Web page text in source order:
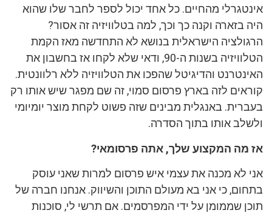
אינטגרלי מהחיים. כל אחד יכול לספר לחבר שלו שהוא
היה בזארה וקנה כך וכך, למה בטלוויזיה זה אסור?
הרגולציה הישראלית בנושא לא התחדשה מאז הקמת
הטלוויזיה בשנות ה-90, ודאי שלא לקחו אז בחשבון את
האינטרנט והדיגיטל שהפכו את הטלוויזיה ללא רלוונטית.
קוראים לזה בארץ פרסום סמוי, זה שם מפגר שיש אותו רק
בעברית. באנגלית מבינים שזה פשוט לקחת מוצר יומיומי
ולשלב אותו בתוך הסדרה.
אז מה המקצוע שלך, אתה פרסומאי?
אני לא מכנה את עצמי איש פרסום למרות שאני עוסק
בתחום, כי אני בא מעולם התוכן והשיווק. אנחנו חברה של
תוכן שממומן על ידי המפרסמים. אם תרשי לי, סוכנות